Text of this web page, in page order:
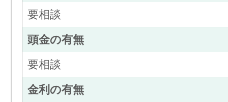
要相談
頭金の有無
要相談
金利の有無